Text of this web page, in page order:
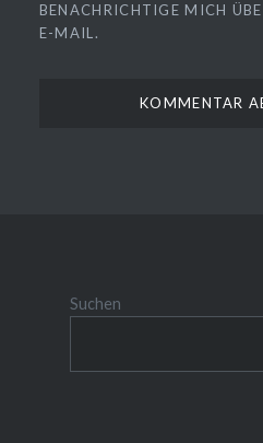
BENACHRICHTIGE MICH
E-MAIL.
Suchen